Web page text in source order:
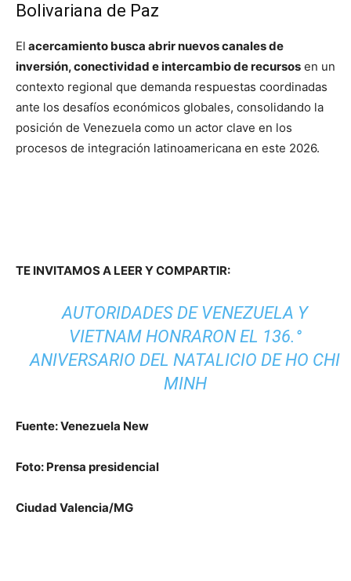
Bolivariana de Paz
El acercamiento busca abrir nuevos canales de
inversión, conectividad e intercambio de recursos en un
contexto regional que demanda respuestas coordinadas
ante los desafíos económicos globales, consolidando la
posición de Venezuela como un actor clave en los
procesos de integración latinoamericana en este 2026.
TE INVITAMOS A LEER Y COMPARTIR:
AUTORIDADES DE VENEZUELA Y
VIETNAM HONRARON EL 136.°
ANIVERSARIO DEL NATALICIO DE HO CHI
MINH
Fuente: Venezuela New
Foto: Prensa presidencial
Ciudad Valencia/MG